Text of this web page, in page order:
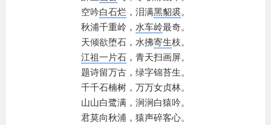
空吟白石烂 ， 泪满黑貂裘。
秋浦千重岭， 水车岭最奇。
天倾欲堕石， 水拂寄生枝。
江祖一片石 ， 青天扫画屏。
题诗留万古， 绿字锦苔生。
千千石楠树， 万万女贞林。
山山白鹭满， 涧涧白猿吟。
君莫向秋浦， 猿声碎客心。